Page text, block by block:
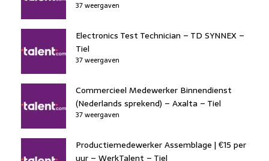
37 weergaven
Electronics Test Technician – TD SYNNEX –
Tiel
37 weergaven
Commercieel Medewerker Binnendienst
(Nederlands sprekend) – Axalta – Tiel
37 weergaven
Productiemedewerker Assemblage | €15 per
uur – WerkTalent – Tiel